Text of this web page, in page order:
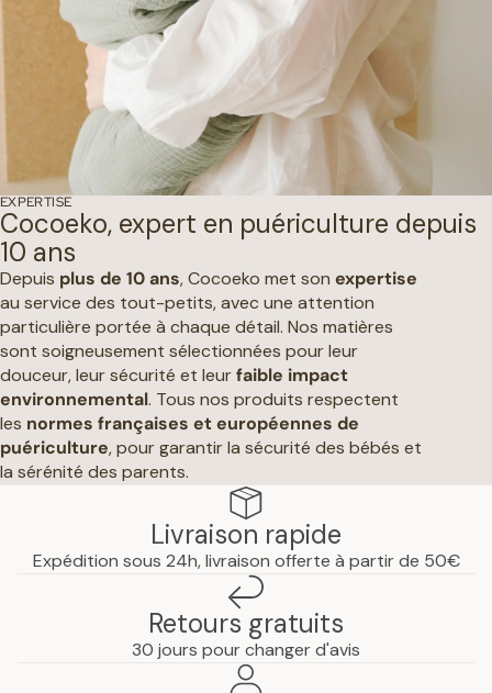
EXPERTISE
Cocoeko, expert en puériculture depuis
10 ans
Depuis plus de 10 ans, Cocoeko met son expertise
au service des tout-petits, avec une attention
particulière portée à chaque détail. Nos matières
sont soigneusement sélectionnées pour leur
douceur, leur sécurité et leurfaible impact
environnemental. Tous nos produits respectent
les normes françaises et européennes de
puériculture, pour garantir la sécurité des bébés et
la sérénité des parents.
Livraison rapide
Expédition sous 24h, livraison offerte à partir de 50€
Retours gratuits
30 jours pour changer d'avis